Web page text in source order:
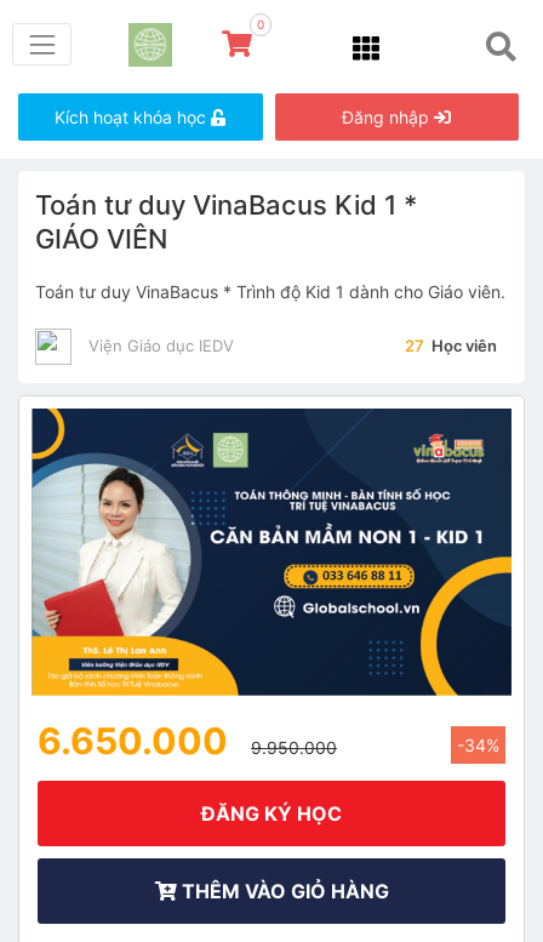
0
Kích hoạt khóa học Đăng nhập
Toán tư duy VinaBacus Kid 1 *
GIÁO VIÊN
Toán tư duy VinaBacus * Trình độ Kid 1 dành cho Giáo viên.
Viện Giáo dục IEDV 27 Học viên
6.650.000 9.950.000 -34%
ĐĂNG KÝ HỌC
THÊM VÀO GIỎ HÀNG